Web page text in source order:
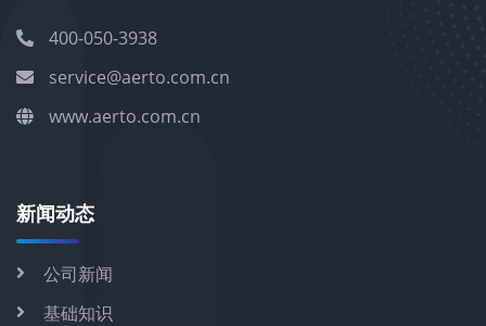
400-050-3938
service@aerto.com.cn
www.aerto.com.cn
新闻动态
公司新闻
基础知识